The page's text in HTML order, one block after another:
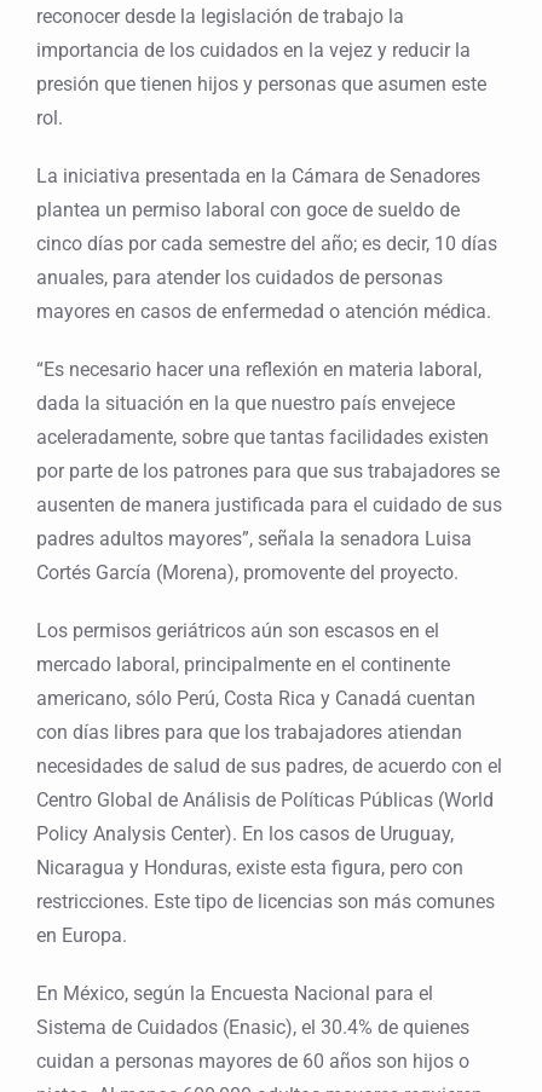
reconocer desde la legislación de trabajo la
importancia de los cuidados en la vejez y reducir la
presión que tienen hijos y personas que asumen este
rol.
La iniciativa presentada en la Cámara de Senadores
plantea un permiso laboral con goce de sueldo de
cinco días por cada semestre del año; es decir, 10 días
anuales, para atender los cuidados de personas
mayores en casos de enfermedad o atención médica.
“Es necesario hacer una reflexión en materia laboral,
dada la situación en la que nuestro país envejece
aceleradamente, sobre que tantas facilidades existen
por parte de los patrones para que sus trabajadores se
ausenten de manera justificada para el cuidado de sus
padres adultos mayores”, señala la senadora Luisa
Cortés García (Morena), promovente del proyecto.
Los permisos geriátricos aún son escasos en el
mercado laboral, principalmente en el continente
americano, sólo Perú, Costa Rica y Canadá cuentan
con días libres para que los trabajadores atiendan
necesidades de salud de sus padres, de acuerdo con el
Centro Global de Análisis de Políticas Públicas (World
Policy Analysis Center). En los casos de Uruguay,
Nicaragua y Honduras, existe esta figura, pero con
restricciones. Este tipo de licencias son más comunes
en Europa.
En México, según la Encuesta Nacional para el
Sistema de Cuidados (Enasic), el 30.4% de quienes
cuidan a personas mayores de 60 años son hijos o